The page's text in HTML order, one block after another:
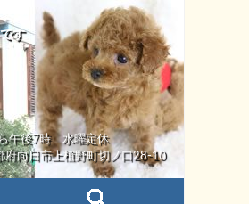
す
午後7時 水曜定休
府向日市上植野町切ノ口28-10
検